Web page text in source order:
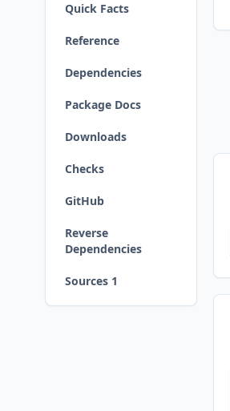
Quick Facts
Reference
Dependencies
Package Docs
Downloads
Checks
GitHub
Reverse
Dependencies
Sources 1